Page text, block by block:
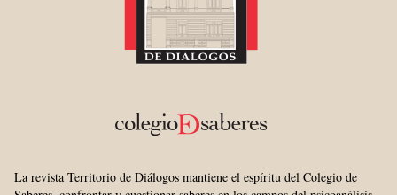
La revista Territorio de Diálogos mantiene el espíritu del Colegio de